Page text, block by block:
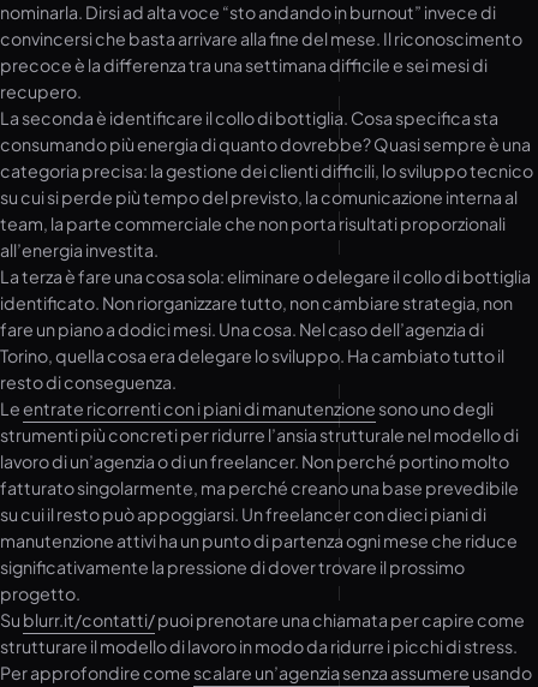
nominarla. Dirsi ad alta voce “sto andando in burnout” invece di
convincersi che basta arrivare alla fine del mese. Il riconoscimento
precoce è la differenza tra una settimana difficile e sei mesi di
recupero.
La seconda è identificare il collo di bottiglia. Cosa specifica sta
consumando più energia di quanto dovrebbe? Quasi sempre è una
categoria precisa: la gestione dei clienti difficili, lo sviluppo tecnico
su cui si perde più tempo del previsto, la comunicazione interna al
team, la parte commerciale che non porta risultati proporzionali
all’energia investita.
La terza è fare una cosa sola: eliminare o delegare il collo di bottiglia
identificato. Non riorganizzare tutto, non cambiare strategia, non
fare un piano a dodici mesi. Una cosa. Nel caso dell’agenzia di
Torino, quella cosa era delegare lo sviluppo. Ha cambiato tutto il
resto di conseguenza.
Leentrate ricorrenti con i piani di manutenzionesono uno degli
strumenti più concreti per ridurre l’ansia strutturale nel modello di
lavoro di un’agenzia o di un freelancer. Non perché portino molto
fatturato singolarmente, ma perché creano una base prevedibile
su cui il resto può appoggiarsi. Un freelancer con dieci piani di
manutenzione attivi ha un punto di partenza ogni mese che riduce
significativamente la pressione di dover trovare il prossimo
progetto.
Su blurr.it/contatti/puoi prenotare una chiamata per capire come
strutturare il modello di lavoro in modo da ridurre i picchi di stress.
Per approfondire comescalare un’agenzia senza assumere usando